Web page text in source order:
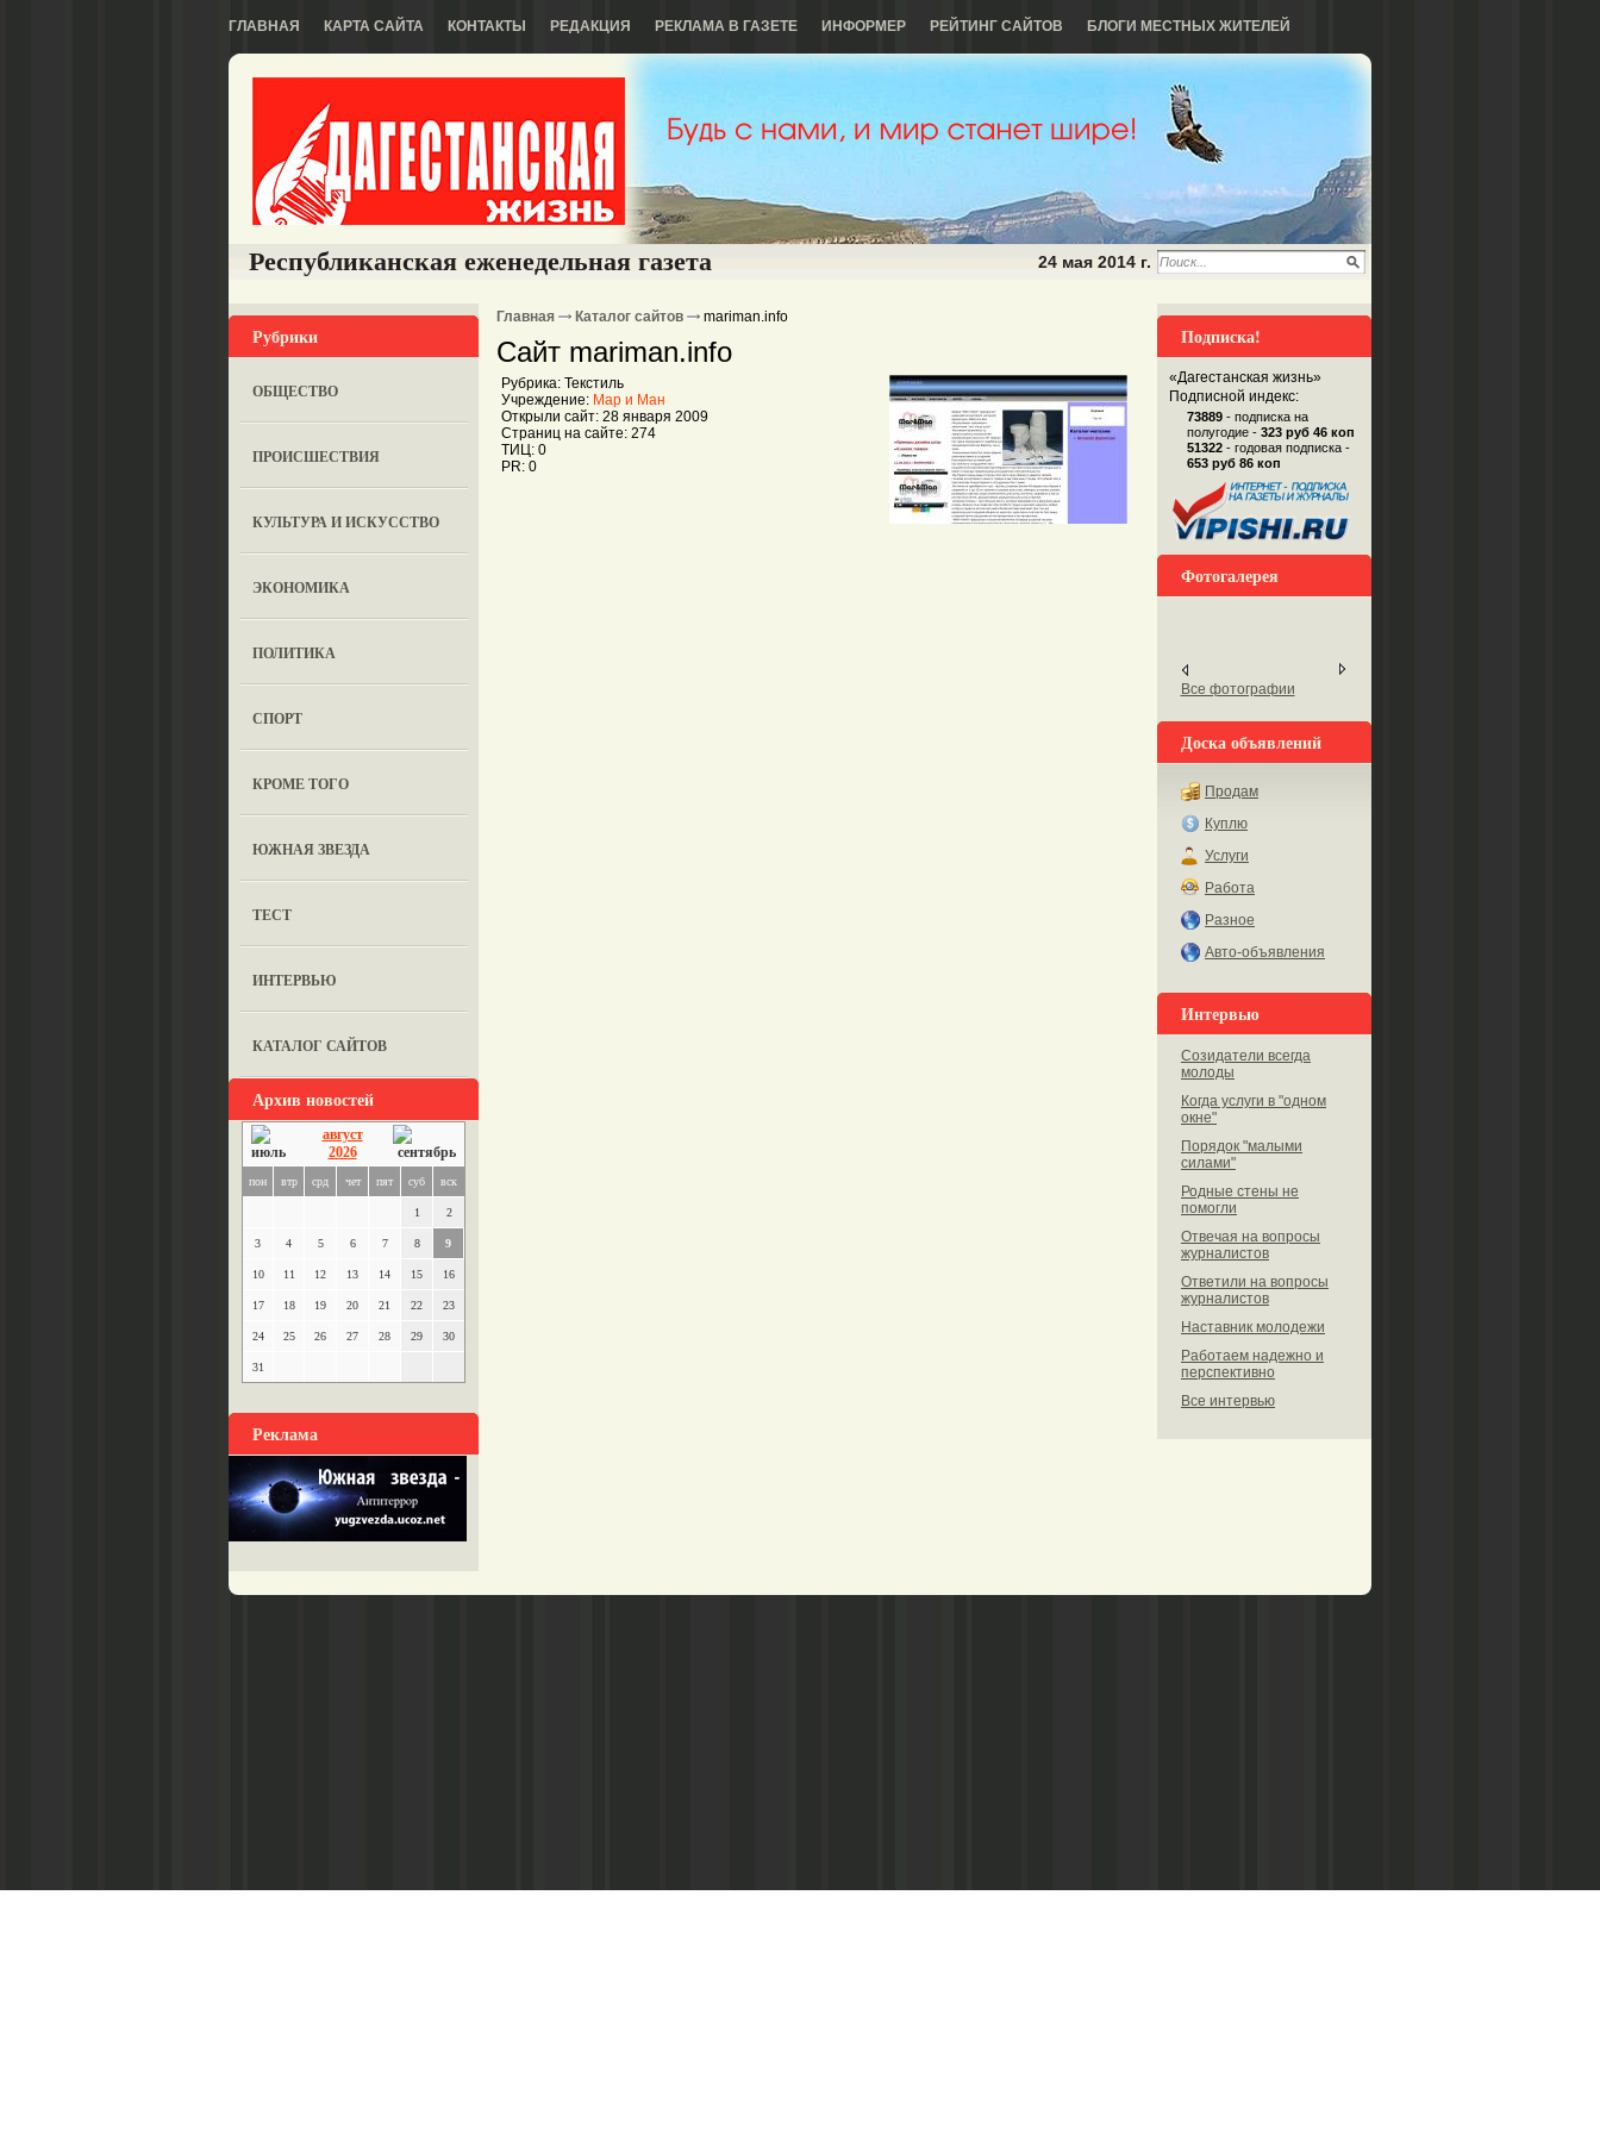
ГЛАВНАЯ КАРТА САЙТА КОНТАКТЫ РЕДАКЦИЯ РЕКЛАМА В ГАЗЕТЕ ИНФОРМЕР РЕЙТИНГ САЙТОВ БЛОГИ МЕСТНЫХ ЖИТЕЛЕЙ
Республиканская еженедельная газета 24 мая 2014 г.
Рубрики
ОБЩЕСТВО
ПРОИСШЕСТВИЯ
КУЛЬТУРА И ИСКУССТВО
ЭКОНОМИКА
ПОЛИТИКА
СПОРТ
КРОМЕ ТОГО
ЮЖНАЯ ЗВЕЗДА
ТЕСТ
ИНТЕРВЬЮ
КАТАЛОГ САЙТОВ
Архив новостей
август
2026
пон втр срд чет пят суб вск
1 2
3 4 5 6 7 8 9
10 11 12 13 14 15 16
17 18 19 20 21 22 23
24 25 26 27 28 29 30
31
Реклама
Главная Каталог сайтов mariman.info
Сайт mariman.info
Рубрика: Текстиль
Учреждение: Мар и Ман
Открыли сайт: 28 января 2009
Страниц на сайте: 274
ТИЦ: 0
PR: 0
Подписка!
«Дагестанская жизнь»
Подписной индекс:
73889 - подписка на
полугодие - 323 руб 46 коп
51322 - годовая подписка -
653 руб 86 коп
Фотогалерея
Все фотографии
Доска объявлений
Продам
Куплю
Услуги
Работа
Разное
Авто-объявления
Интервью
Созидатели всегда
молоды
Когда услуги в "одном
окне"
Порядок "малыми
силами"
Родные стены не
помогли
Отвечая на вопросы
журналистов
Ответили на вопросы
журналистов
Наставник молодежи
Работаем надежно и
перспективно
Все интервью